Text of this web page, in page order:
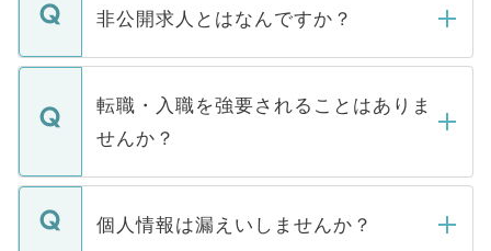
登録内容を確認し、その後メールもしくは
ます。通常、5営業日以内にはご連絡をせて
いただきますので、しばらくお待ちくださ
い。
非公開求人とはなんですか？
マイナビDOCTORで取り扱っている求人の
うち約3割は、Webサイトからご覧いただ
けない「非公開求人」です。非公開求人は
下記の理由によって、一般には公開してい
ません。
■応募殺到を避けるため 人気のある医療機
転職・入職を強要されることはありま
せんか？
転職・入職を強要することは一切ありませ
ん。また、仮に応募先から内定をいただい
個人情報は漏えいしませんか？